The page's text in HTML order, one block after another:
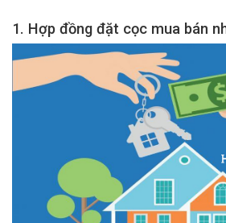
1. Hợp đồng đặt cọc mua bán